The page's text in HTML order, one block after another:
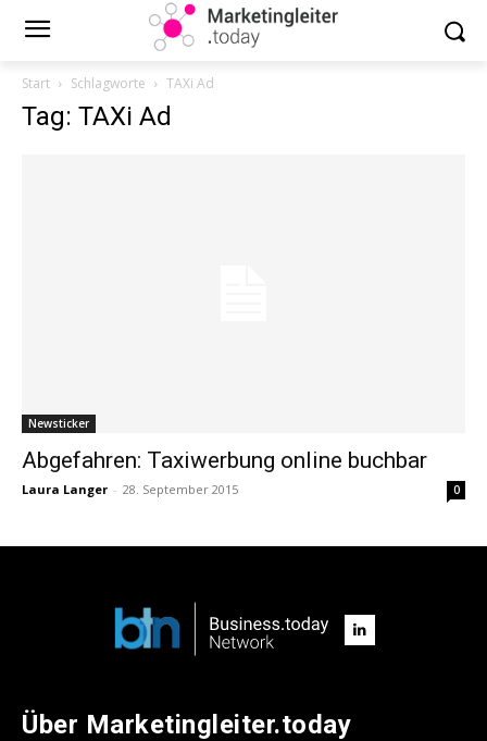
Start Schlagworte TAXi Ad
Tag: TAXi Ad
Newsticker
Abgefahren: Taxiwerbung online buchbar
Laura Langer - 28. September 2015 0
Über Marketingleiter.today